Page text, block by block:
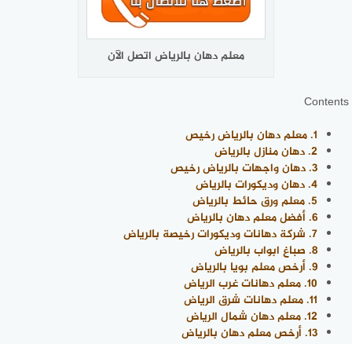
معلم دهان بالرياض اتصل الآن
Contents
1. معلم دهان بالرياض رخيص
2. دهان منازل بالرياض
3. دهان واجهات بالرياض رخيص
4. دهان وديكورات بالرياض
5. معلم ورق حائط بالرياض
6. أفضل معلم دهان بالرياض
7. شركة دهانات وديكورات رخيصة بالرياض
8. صباغ ابواب بالرياض
9. أرخص معلم بويا بالرياض
10. معلم دهانات غرب الرياض
11. معلم دهانات شرق الرياض
12. معلم دهان شمال الرياض
13. أرخص معلم دهان بالرياض